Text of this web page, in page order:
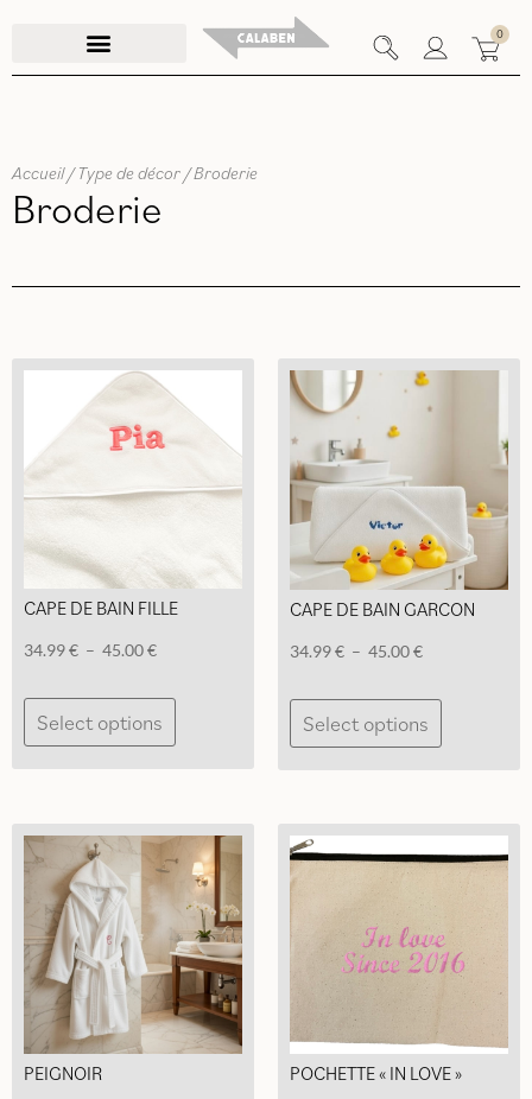
0
Accueil/ Type de décor / Broderie
Broderie
CAPE DE BAIN FILLE
34.99€ – 45.00€Plage
prix :
34.99 €
Select options
Ce
a
Les
options
peuvent
être
choisies
sur
la
page
du
CAPE DE BAIN GARCON
34.99€ – 45.00€Plage
prix :
34.99 €
Select options
Ce
a
Les
options
peuvent
choisies
sur
du
produit
PEIGNOIR POCHETTE « IN LOVE »